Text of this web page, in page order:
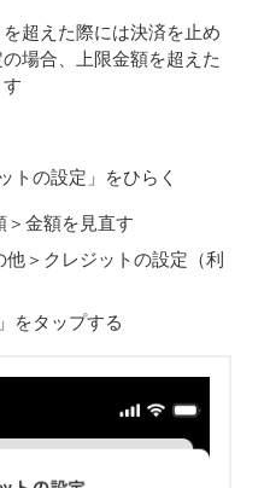
超えた際には決済を止め
場合、上限金額を超えた
トの設定」をひらく
＞金額を見直す
＞クレジットの設定（利
をタップする